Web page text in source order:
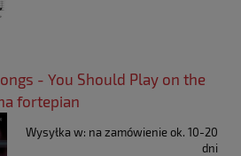
- You Should Play on the
fortepian
Wysyłka w: na zamówienie ok. 10-20
dni